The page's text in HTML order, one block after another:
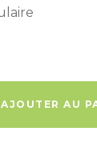
AJOUTER AU